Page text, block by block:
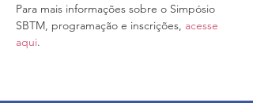
Para mais informações sobre o Simpósio
SBTM, programação e inscrições, acesse
aqui.